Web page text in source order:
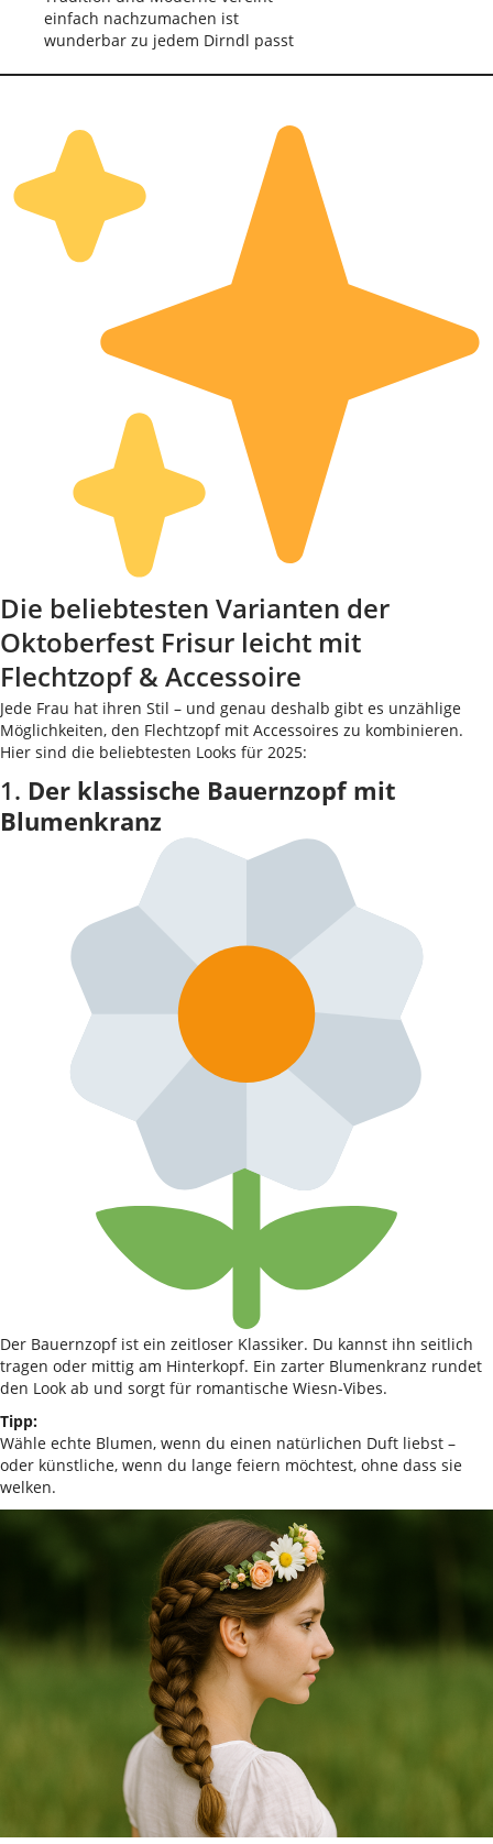
einfach nachzumachen ist
wunderbar zu jedem Dirndl passt
Die beliebtesten Varianten der
Oktoberfest Frisur leicht mit
Flechtzopf & Accessoire
Jede Frau hat ihren Stil – und genau deshalb gibt es unzählige
Möglichkeiten, den Flechtzopf mit Accessoires zu kombinieren.
Hier sind die beliebtesten Looks für 2025:
1. Der klassische Bauernzopf mit
Blumenkranz
Der Bauernzopf ist ein zeitloser Klassiker. Du kannst ihn seitlich
tragen oder mittig am Hinterkopf. Ein zarter Blumenkranz rundet
den Look ab und sorgt für romantische Wiesn-Vibes.
Tipp:
Wähle echte Blumen, wenn du einen natürlichen Duft liebst –
oder künstliche, wenn du lange feiern möchtest, ohne dass sie
welken.